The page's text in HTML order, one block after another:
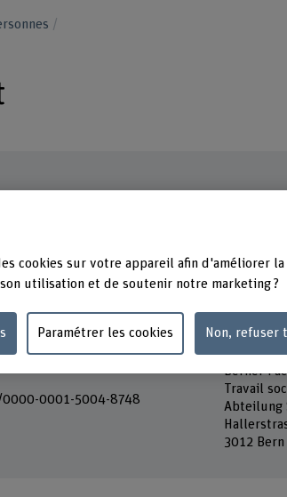
37 25
mail
fr/jonathan-bennett
0001-5004-8748
Mardi
Mercredi
Adresse
Berner
Travail
Abteilung
3012 Bern
cookies sur votre appareil afin d'améliorer la
utilisation et de soutenir notre marketing ?
Paramétrer les cookies Non, refuser